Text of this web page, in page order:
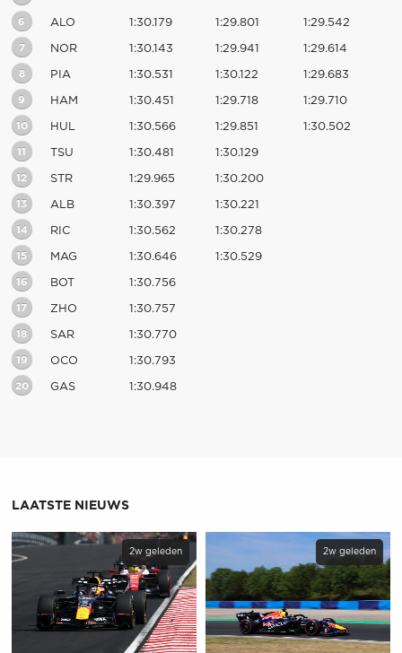
6 ALO 1:30.179 1:29.801 1:29.542
7 NOR 1:30.143 1:29.941 1:29.614
8 PIA 1:30.531 1:30.122 1:29.683
9 HAM 1:30.451 1:29.718 1:29.710
10 HUL 1:30.566 1:29.851 1:30.502
11 TSU 1:30.481 1:30.129
12 STR 1:29.965 1:30.200
13 ALB 1:30.397 1:30.221
14 RIC 1:30.562 1:30.278
15 MAG 1:30.646 1:30.529
16 BOT 1:30.756
17 ZHO 1:30.757
18 SAR 1:30.770
19 OCO 1:30.793
20 GAS 1:30.948
LAATSTE NIEUWS
2w geleden 2w geleden